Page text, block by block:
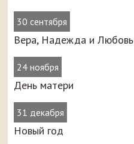
30 сентября
Вера, Надежда и Любовь
24 ноября
День матери
31 декабря
Новый год